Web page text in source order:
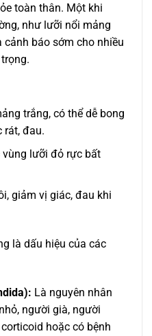
toàn thân. Một khi
như lưỡi nổi mảng
báo sớm cho nhiều
trắng, có thể dễ bong
rát, đau.
vùng lưỡi đỏ rực bất
giảm vị giác, đau khi
là dấu hiệu của các
Là nguyên nhân
người già, người
hoặc có bệnh